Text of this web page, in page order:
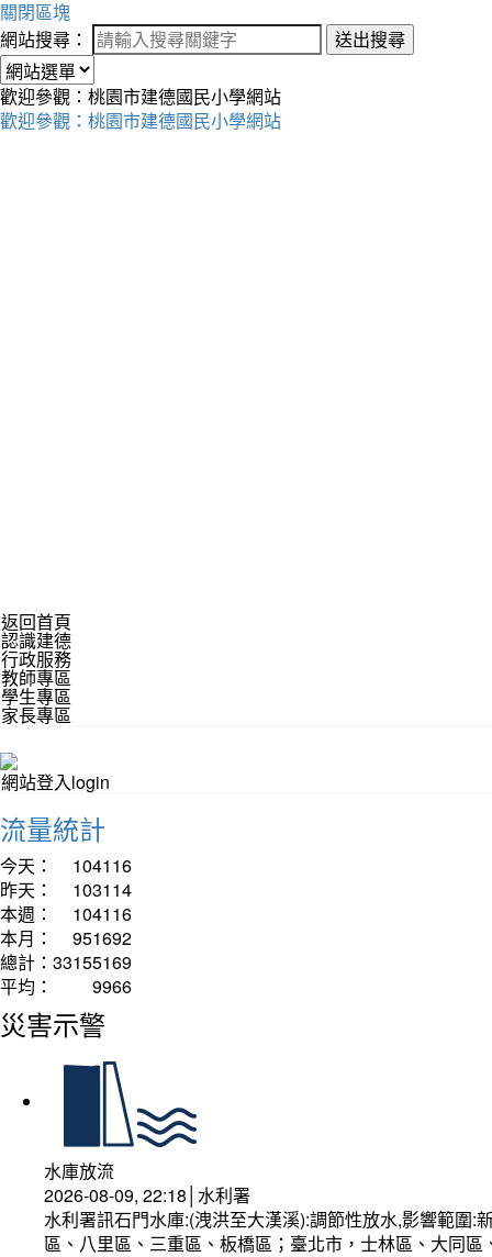
關閉區塊
網站搜尋：
送出搜尋
歡迎參觀：桃園市建德國民小學網站
歡迎參觀：桃園市建德國民小學網站
返回首頁
認識建德
行政服務
教師專區
學生專區
家長專區
網站登入login
流量統計
今天：
104116
昨天：
103114
本週：
104116
本月：
951692
總計： 33155169
平均：
9966
災害示警
水庫放流
2026-08-09, 22:18│水利署
水利署訊石門水庫:(洩洪至大漢溪):調節性放水,影響範圍
區、八里區、三重區、板橋區；臺北市，士林區、大同